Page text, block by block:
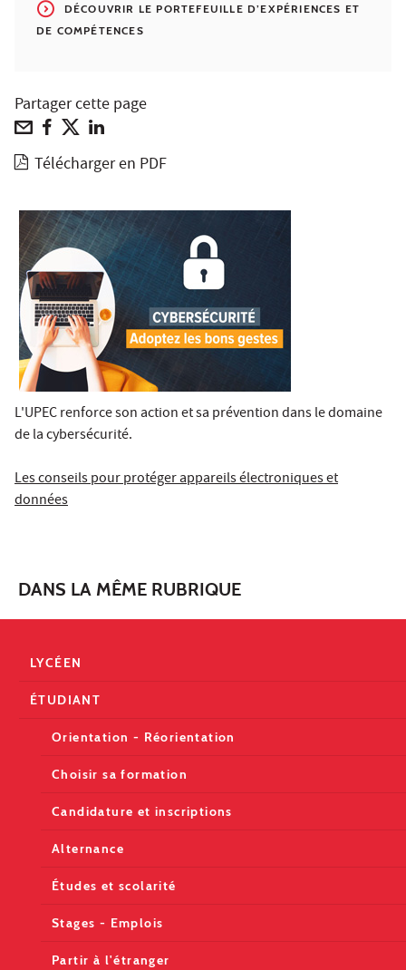
DÉCOUVRIR LE PORTEFEUILLE D’EXPÉRIENCES ET
DE COMPÉTENCES
Partager cette page
Télécharger en PDF
L'UPEC renforce son action et sa prévention dans le domaine
de la cybersécurité.
Les conseils pour protéger appareils électroniques et
données
DANS LA MÊME RUBRIQUE
LYCÉEN
ÉTUDIANT
Orientation - Réorientation
Choisir sa formation
Candidature et inscriptions
Alternance
Études et scolarité
Stages - Emplois
Partir à l'étranger